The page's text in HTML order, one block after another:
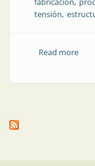
tensión
Read more